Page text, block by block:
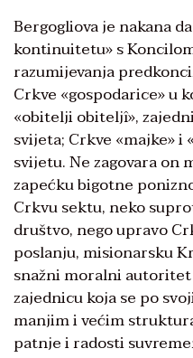
Bergogliova je nakana
kontinuitetu» s
razumijevanja
Crkve «gospodarice» u
«obitelji obiteljî»,
svijeta; Crkve «majke»
svijetu. Ne zagovara
zapećku bigotne
Crkvu sektu, neko
društvo, nego upravo
poslanju, misionarsku
snažni moralni
zajednicu koja se po
manjim i većim
patnje i radosti